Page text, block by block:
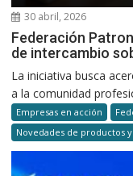
30 abril, 2026
Federación
de intercambio
La iniciativa busca
a la comunidad
Empresas en acción
Novedades de productos